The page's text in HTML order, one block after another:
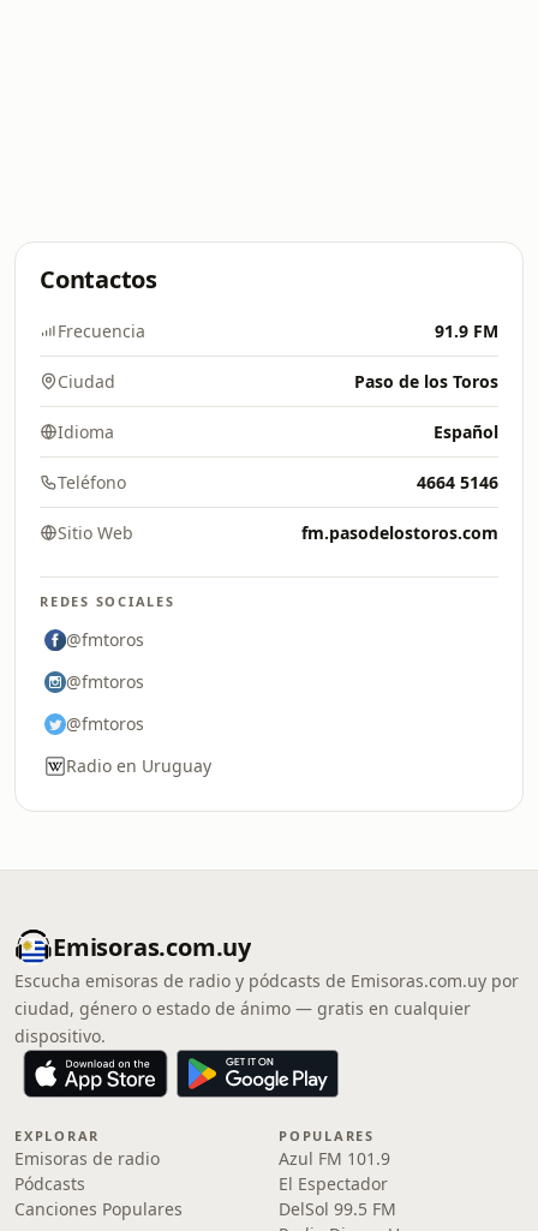
Contactos
Frecuencia 91.9 FM
Ciudad Paso de los Toros
Idioma Español
Teléfono 4664 5146
Sitio Web fm.pasodelostoros.com
REDES SOCIALES
@fmtoros
@fmtoros
@fmtoros
Radio en Uruguay
Emisoras.com.uy
Escucha emisoras de radio y pódcasts de Emisoras.com.uy por
ciudad, género o estado de ánimo — gratis en cualquier
dispositivo.
EXPLORAR
Emisoras de radio
Pódcasts
Canciones Populares
POPULARES
Azul FM 101.9
El Espectador
DelSol 99.5 FM